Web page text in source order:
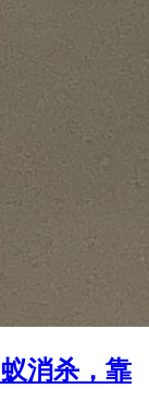
消杀，靠